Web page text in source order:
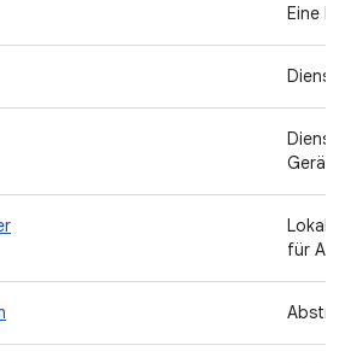
Eine
für